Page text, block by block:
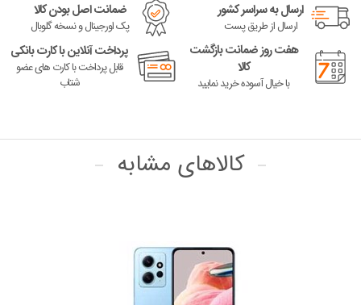
ارسال به سراسر کشور
ارسال از طریق پست
ضمانت اصل بودن کالا
پک اورجینال و نسخه گلوبال
هفت روز ضمانت بازگشت
کالا
با خیال آسوده خرید نمایید
پرداخت آنلاین با کارت بانکی
قابل پرداخت با کارت های عضو
شتاب
کالاهای مشابه